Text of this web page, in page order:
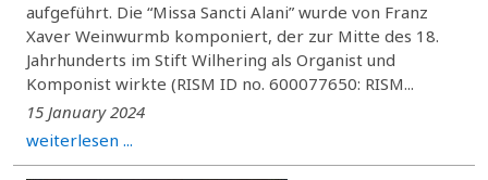
aufgeführt. Die “Missa Sancti Alani” wurde von Franz
Xaver Weinwurmb komponiert, der zur Mitte des 18.
Jahrhunderts im Stift Wilhering als Organist und
Komponist wirkte (RISM ID no. 600077650: RISM...
15 January 2024
weiterlesen ...